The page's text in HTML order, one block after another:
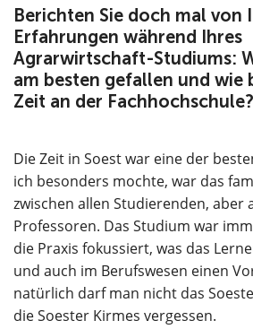
Berichten Sie doch mal von
Erfahrungen während Ihres
Agrarwirtschaft-Studiums:
am besten gefallen und wie
Zeit an der Fachhochschule?
Die Zeit in Soest war eine der
ich besonders mochte, war das
zwischen allen Studierenden, aber
Professoren. Das Studium war
die Praxis fokussiert, was das
und auch im Berufswesen einen
natürlich darf man nicht das
die Soester Kirmes vergessen.